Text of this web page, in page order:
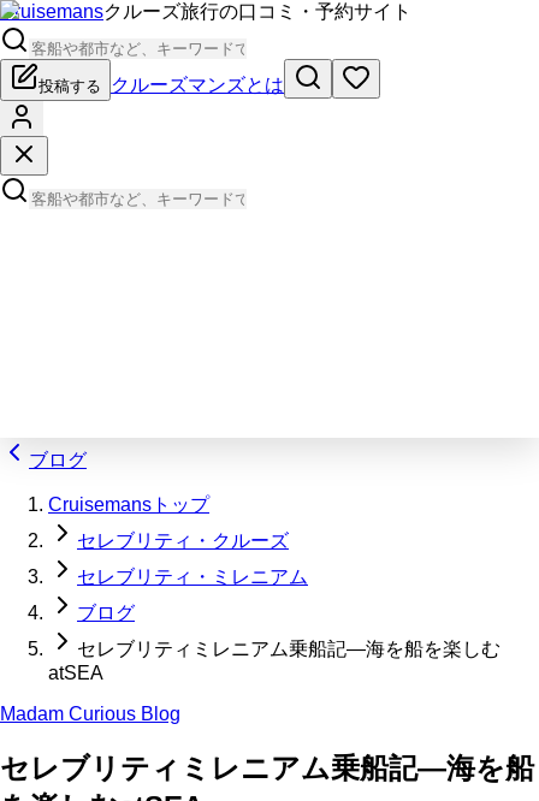
Cruisemansクルーズ旅行の口コミ・予約サイト
投稿する クルーズマンズとは
ブログ
Cruisemansトップ
セレブリティ・クルーズ
セレブリティ・ミレニアム
ブログ
セレブリティミレニアム乗船記—海を船を楽しむ
atSEA
Madam Curious Blog
セレブリティミレニアム乗船記—海を船